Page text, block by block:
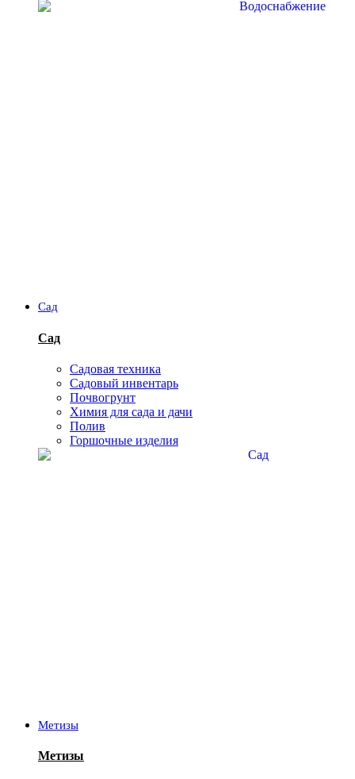
Сад
Сад
Садовая техника
Садовый инвентарь
Почвогрунт
Химия для сада и дачи
Полив
Горшочные изделия
Метизы
Метизы